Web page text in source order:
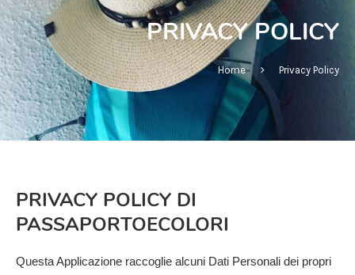
PRIVACY POLICY
Home Privacy Policy
PRIVACY POLICY DI
PASSAPORTOECOLORI
Questa Applicazione raccoglie alcuni Dati Personali dei propri